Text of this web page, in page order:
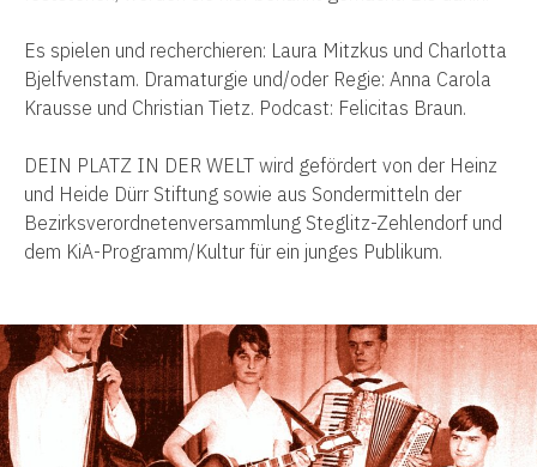
Es spielen und recherchieren: Laura Mitzkus und Charlotta
Bjelfvenstam. Dramaturgie und/oder Regie: Anna Carola
Krausse und Christian Tietz. Podcast: Felicitas Braun.
DEIN PLATZ IN DER WELT wird gefördert von der Heinz
und Heide Dürr Stiftung sowie aus Sondermitteln der
Bezirksverordnetenversammlung Steglitz-Zehlendorf und
dem KiA-Programm/Kultur für ein junges Publikum.